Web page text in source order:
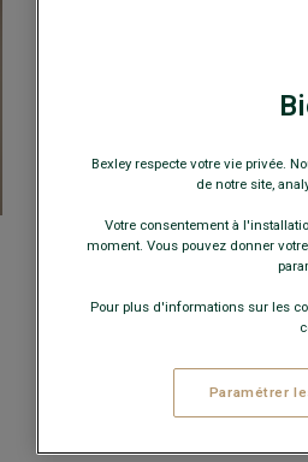
- Coupe confort - Col
+
Bexley respecte votre vie privée.
de notre site,
Votre consentement à
moment. Vous pouvez donner
Pour plus d'informations sur les
Paramétrer